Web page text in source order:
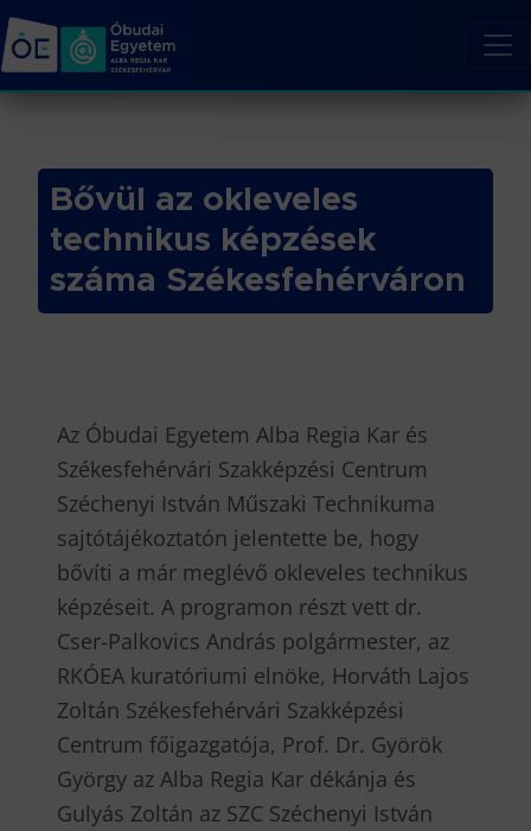
Bővül az okleveles
technikus képzések
száma Székesfehérváron
Az Óbudai Egyetem Alba Regia Kar és
Székesfehérvári Szakképzési Centrum
Széchenyi István Műszaki Technikuma
sajtótájékoztatón jelentette be, hogy
bővíti a már meglévő okleveles technikus
képzéseit. A programon részt vett dr.
Cser-Palkovics András polgármester, az
RKÓEA kuratóriumi elnöke, Horváth Lajos
Zoltán Székesfehérvári Szakképzési
Centrum főigazgatója, Prof. Dr. Györök
György az Alba Regia Kar dékánja és
Gulyás Zoltán az SZC Széchenyi István